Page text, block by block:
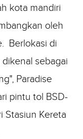
kota mandiri
oleh
Berlokasi di
sebagai
Paradise
pintu tol BSD-
Stasiun Kereta